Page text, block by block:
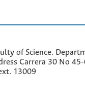
of Science.
ess Carrera 30 No
13009